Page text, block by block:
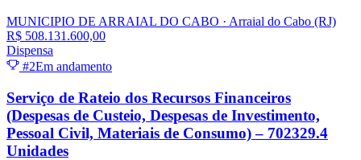
MUNICIPIO DE ARRAIAL DO CABO · Arraial do Cabo (RJ)
R$ 508.131.600,00
Dispensa
#2Em andamento
Serviço de Rateio dos Recursos Financeiros
(Despesas de Custeio, Despesas de Investimento,
Pessoal Civil, Materiais de Consumo) – 702329.4
Unidades